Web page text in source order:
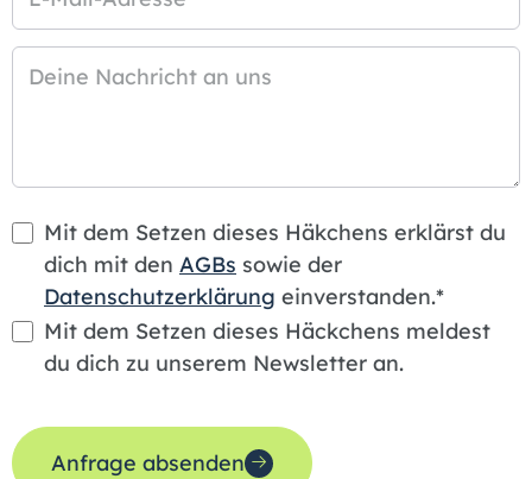
Deine Nachricht an uns
Mit dem Setzen dieses Häkchens erklärst du
dich mit den AGBs sowie der
Datenschutzerklärung einverstanden.*
Mit dem Setzen dieses Häckchens meldest
du dich zu unserem Newsletter an.
Anfrage absenden